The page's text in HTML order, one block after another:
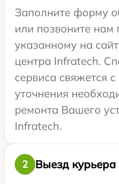
Заполните форму
или позвоните нам
указанному на
центра Infratech.
сервиса свяжется
уточнения
ремонта Вашего
Infratech.
2
Выезд курьера